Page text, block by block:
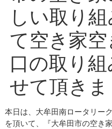
しい取り
て空き家
口の取り
せて頂きま
本日は、大牟田南ロータリー
を頂いて、『大牟田市の空き